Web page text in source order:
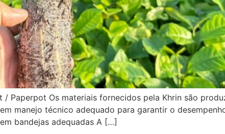
Paperpot Os materiais fornecidos pela Khrin são
manejo técnico adequado para garantir o
bandejas adequadas A […]